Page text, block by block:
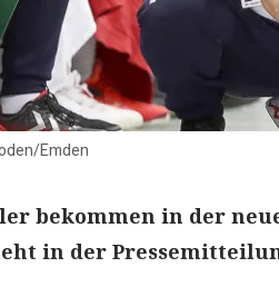
Emden
bekommen in der
in der